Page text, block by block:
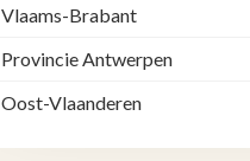
Vlaams-Brabant
Provincie Antwerpen
Oost-Vlaanderen